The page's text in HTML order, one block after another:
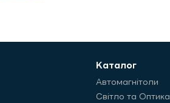
Каталог
Автомагнітоли
Світло та Оптика